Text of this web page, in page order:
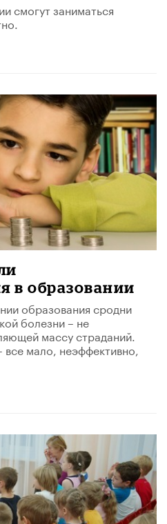
смогут заниматься
в образовании
образования сродни
болезни – не
массу страданий.
все мало, неэффективно,